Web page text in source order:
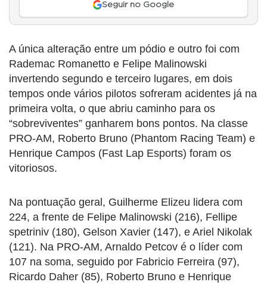
Seguir no Google
A única alteração entre um pódio e outro foi com
Rademac Romanetto e Felipe Malinowski
invertendo segundo e terceiro lugares, em dois
tempos onde vários pilotos sofreram acidentes já na
primeira volta, o que abriu caminho para os
“sobreviventes” ganharem bons pontos. Na classe
PRO-AM, Roberto Bruno (Phantom Racing Team) e
Henrique Campos (Fast Lap Esports) foram os
vitoriosos.
Na pontuação geral, Guilherme Elizeu lidera com
224, a frente de Felipe Malinowski (216), Fellipe
spetriniv (180), Gelson Xavier (147), e Ariel Nikolak
(121). Na PRO-AM, Arnaldo Petcov é o líder com
107 na soma, seguido por Fabricio Ferreira (97),
Ricardo Daher (85), Roberto Bruno e Henrique